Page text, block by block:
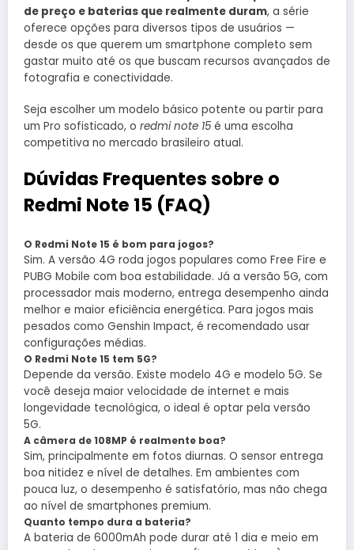
de preço e baterias que realmente duram, a série
oferece opções para diversos tipos de usuários —
desde os que querem um smartphone completo sem
gastar muito até os que buscam recursos avançados de
fotografia e conectividade.
Seja escolher um modelo básico potente ou partir para
um Pro sofisticado, o redmi note 15 é uma escolha
competitiva no mercado brasileiro atual.
Dúvidas Frequentes sobre o
Redmi Note 15 (FAQ)
O Redmi Note 15 é bom para jogos?
Sim. A versão 4G roda jogos populares como Free Fire e
PUBG Mobile com boa estabilidade. Já a versão 5G, com
processador mais moderno, entrega desempenho ainda
melhor e maior eficiência energética. Para jogos mais
pesados como Genshin Impact, é recomendado usar
configurações médias.
O Redmi Note 15 tem 5G?
Depende da versão. Existe modelo 4G e modelo 5G. Se
você deseja maior velocidade de internet e mais
longevidade tecnológica, o ideal é optar pela versão
5G.
A câmera de 108MP é realmente boa?
Sim, principalmente em fotos diurnas. O sensor entrega
boa nitidez e nível de detalhes. Em ambientes com
pouca luz, o desempenho é satisfatório, mas não chega
ao nível de smartphones premium.
Quanto tempo dura a bateria?
A bateria de 6000mAh pode durar até 1 dia e meio em